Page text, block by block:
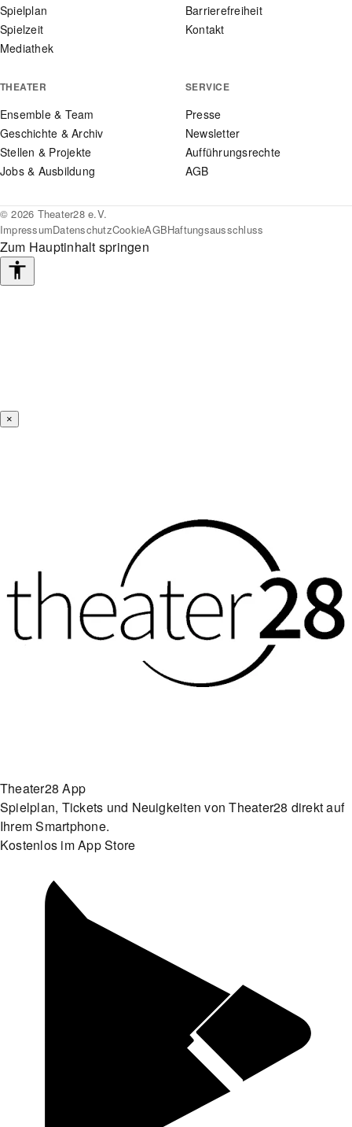
Spielplan
Spielzeit
Mediathek
Barrierefreiheit
Kontakt
THEATER
Ensemble & Team
Geschichte & Archiv
Stellen & Projekte
Jobs & Ausbildung
SERVICE
Presse
Newsletter
Aufführungsrechte
AGB
© 2026 Theater28 e.V.
ImpressumDatenschutzCookieAGBHaftungsausschluss
Zum Hauptinhalt springen
Barrierefreiheits-
×
Theater28 App
Spielplan, Tickets und Neuigkeiten von Theater28 direkt auf
Ihrem Smartphone.
Kostenlos im App Store